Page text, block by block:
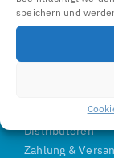
speichern und
Fax: +49 89
Distributoren
Zahlung &